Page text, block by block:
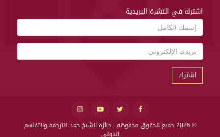
اشترك في النشرة البريدية
اشترك
© 2026 جميع الحقوق محفوظة .
جائزة الشيخ حمد للترجمة والتفاهم
الدولي